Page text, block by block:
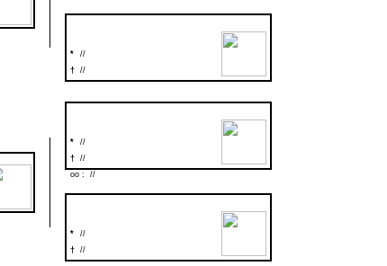
*
//
† //
*
//
† //
oo : //
*
//
† //